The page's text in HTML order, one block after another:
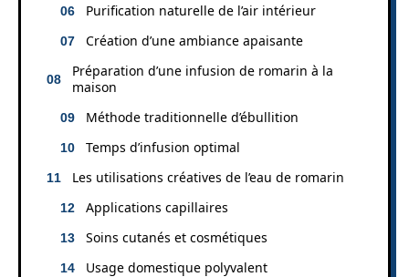
Purification naturelle de l’air intérieur
Création d’une ambiance apaisante
Préparation d’une infusion de romarin à la
maison
Méthode traditionnelle d’ébullition
Temps d’infusion optimal
Les utilisations créatives de l’eau de romarin
Applications capillaires
Soins cutanés et cosmétiques
Usage domestique polyvalent